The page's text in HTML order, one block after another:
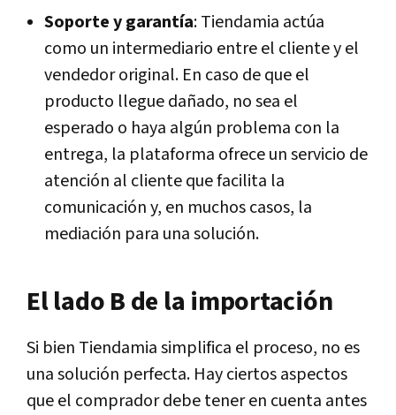
Soporte y garantía: Tiendamia actúa
como un intermediario entre el cliente y el
vendedor original. En caso de que el
producto llegue dañado, no sea el
esperado o haya algún problema con la
entrega, la plataforma ofrece un servicio de
atención al cliente que facilita la
comunicación y, en muchos casos, la
mediación para una solución.
El lado B de la importación
Si bien Tiendamia simplifica el proceso, no es
una solución perfecta. Hay ciertos aspectos
que el comprador debe tener en cuenta antes